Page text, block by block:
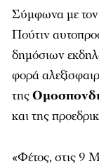
Σύμφωνα με τον
Πούτιν
δημόσιων
φορά
της
και της
«Φέτος, στις 9